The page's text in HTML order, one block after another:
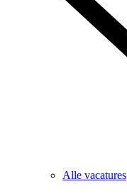
Alle vacatures